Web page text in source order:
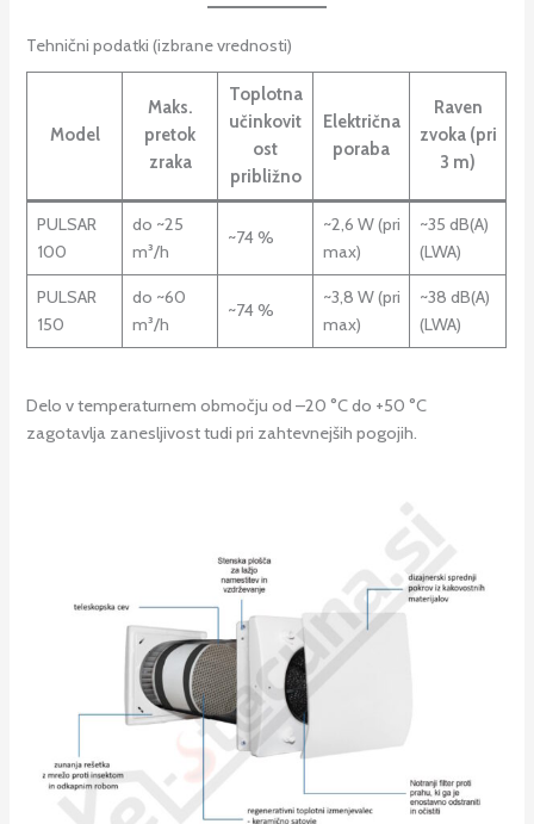
Tehnični podatki (izbrane vrednosti)
Model
Maks.
pretok
zraka
Toplotna
učinkovit
ost
približno
Električna
poraba
Raven
zvoka (pri
3 m)
PULSAR
100
do ~25
m³/h
~74 %
~2,6 W (pri
max)
~35 dB(A)
(LWA)
PULSAR
150
do ~60
m³/h
~74 %
~3,8 W (pri
max)
~38 dB(A)
(LWA)
Delo v temperaturnem območju od –20 °C do +50 °C
zagotavlja zanesljivost tudi pri zahtevnejših pogojih.